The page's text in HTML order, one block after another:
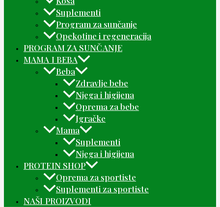
Suplementi
Program za sunčanje
Opekotine i regeneracija
PROGRAM ZA SUNČANJE
MAMA I BEBA
Beba
Zdravlje bebe
Njega i higijena
Oprema za bebe
Igračke
Mama
Suplementi
Njega i higijena
PROTEIN SHOP
Oprema za sportiste
Suplementi za sportiste
NAŠI PROIZVODI